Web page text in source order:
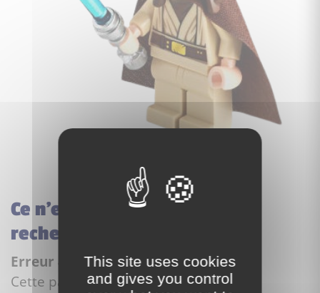
Ce n'est pas la page que vous
recherchez...
Erreur 404
Cette page n'existe pas.
This site uses cookies
and gives you control